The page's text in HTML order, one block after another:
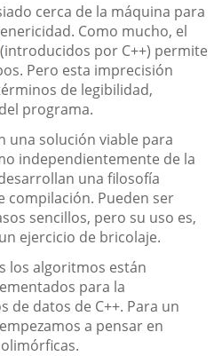
cerca de la máquina para
Como mucho, el
(introducidos por C++) permite
Pero esta imprecisión
de legibilidad,
programa.
una solución viable para
independientemente de la
una filosofía
compilación. Pueden ser
sencillos, pero su uso es,
ejercicio de bricolaje.
los algoritmos están
para la
de datos de C++. Para un
a pensar en